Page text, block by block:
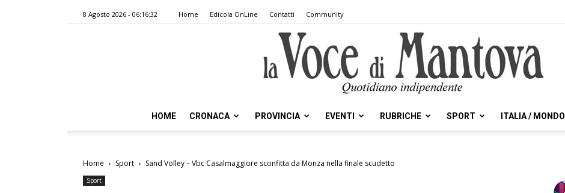
8 Agosto 2026 - 06:16:32 Home Edicola OnLine Contatti Community
HOME CRONACA PROVINCIA EVENTI RUBRICHE SPORT ITALIA / MONDO
Home Sport Sand Volley – Vbc Casalmaggiore sconfitta da Monza nella finale scudetto
Sport